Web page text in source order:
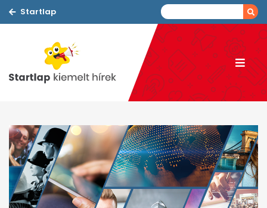
Startlap